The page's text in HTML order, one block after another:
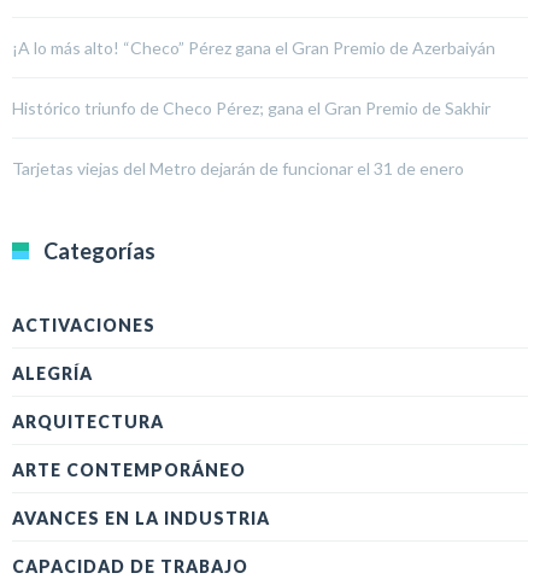
¡A lo más alto! “Checo” Pérez gana el Gran Premio de Azerbaiyán
Histórico triunfo de Checo Pérez; gana el Gran Premio de Sakhir
Tarjetas viejas del Metro dejarán de funcionar el 31 de enero
Categorías
ACTIVACIONES
ALEGRÍA
ARQUITECTURA
ARTE CONTEMPORÁNEO
AVANCES EN LA INDUSTRIA
CAPACIDAD DE TRABAJO